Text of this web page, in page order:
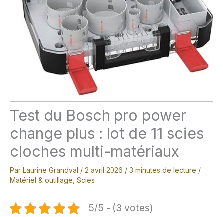
Test du Bosch pro power
change plus : lot de 11 scies
cloches multi-matériaux
Par Laurine Grandval / 2 avril 2026 / 3 minutes de lecture /
Matériel & outillage Scies
5/5 - (3 votes)